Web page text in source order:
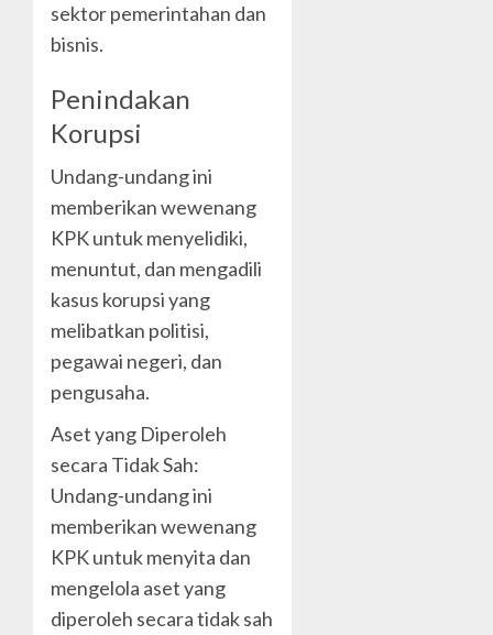
sektor pemerintahan dan
bisnis.
Penindakan
Korupsi
Undang-undang ini
memberikan wewenang
KPK untuk menyelidiki,
menuntut, dan mengadili
kasus korupsi yang
melibatkan politisi,
pegawai negeri, dan
pengusaha.
Aset yang Diperoleh
secara Tidak Sah:
Undang-undang ini
memberikan wewenang
KPK untuk menyita dan
mengelola aset yang
diperoleh secara tidak sah